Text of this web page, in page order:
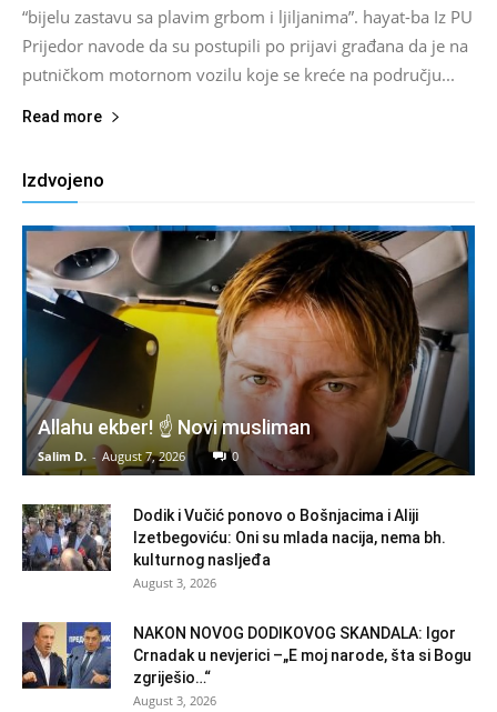
“bijelu zastavu sa plavim grbom i ljiljanima”. hayat-ba Iz PU
Prijedor navode da su postupili po prijavi građana da je na
putničkom motornom vozilu koje se kreće na području...
Read more
Izdvojeno
Allahu ekber! ☝️ Novi musliman
Salim D. - August 7, 2026 0
Dodik i Vučić ponovo o Bošnjacima i Aliji
Izetbegoviću: Oni su mlada nacija, nema bh.
kulturnog nasljeđa
August 3, 2026
NAKON NOVOG DODIKOVOG SKANDALA: Igor
Crnadak u nevjerici –„E moj narode, šta si Bogu
zgriješio…“
August 3, 2026